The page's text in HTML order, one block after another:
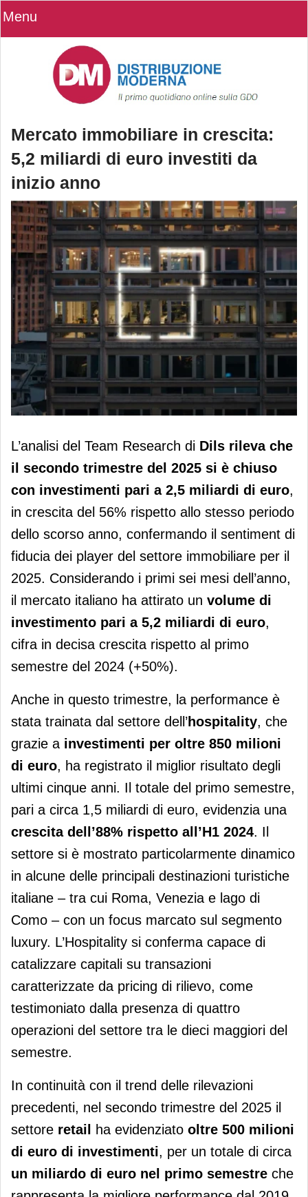
Menu
Mercato immobiliare in crescita:
5,2 miliardi di euro investiti da
inizio anno
Mercato immobiliare in crescita: 5,2
L’analisi del Team Research di Dils rileva che
il secondo trimestre del 2025 si è chiuso
con investimenti pari a 2,5 miliardi di euro,
in crescita del 56% rispetto allo stesso periodo
dello scorso anno, confermando il sentiment di
fiducia dei player del settore immobiliare per il
2025. Considerando i primi sei mesi dell’anno,
il mercato italiano ha attirato un volume di
investimento pari a 5,2 miliardi di euro,
cifra in decisa crescita rispetto al primo
semestre del 2024 (+50%).
Anche in questo trimestre, la performance è
stata trainata dal settore dell’hospitality, che
grazie a investimenti per oltre 850 milioni
di euro, ha registrato il miglior risultato degli
ultimi cinque anni. Il totale del primo semestre,
pari a circa 1,5 miliardi di euro, evidenzia una
crescita dell’88% rispetto all’H1 2024. Il
settore si è mostrato particolarmente dinamico
in alcune delle principali destinazioni turistiche
italiane – tra cui Roma, Venezia e lago di
Como – con un focus marcato sul segmento
luxury. L’Hospitality si conferma capace di
catalizzare capitali su transazioni
caratterizzate da pricing di rilievo, come
testimoniato dalla presenza di quattro
operazioni del settore tra le dieci maggiori del
semestre.
In continuità con il trend delle rilevazioni
precedenti, nel secondo trimestre del 2025 il
settore retail ha evidenziato oltre 500 milioni
di euro di investimenti, per un totale di circa
un miliardo di euro nel primo semestre che